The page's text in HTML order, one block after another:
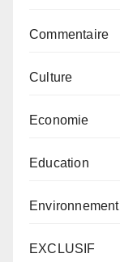
Commentaire
Culture
Economie
Education
Environnement
EXCLUSIF